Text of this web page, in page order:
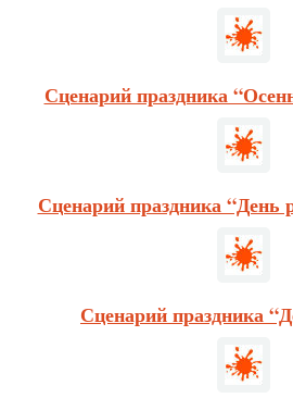
Сценарий праздника
Сценарий праздника
Сценарий праздника